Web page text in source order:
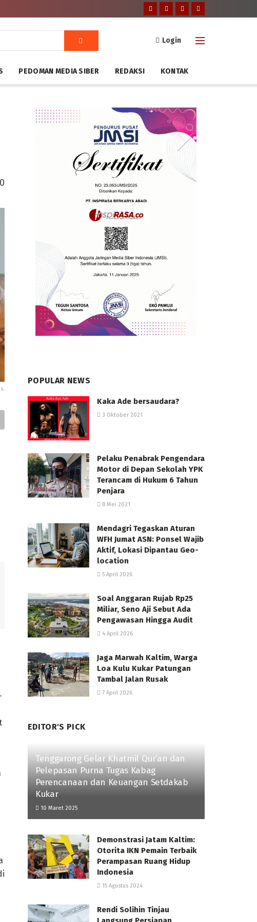
Login
PEDOMAN MEDIA SIBER REDAKSI KONTAK
0
POPULAR NEWS
Kaka Ade bersaudara?
3 Oktober 2021
Pelaku Penabrak Pengendara
Motor di Depan Sekolah YPK
Terancam di Hukum 6 Tahun
Penjara
8 Mei 2021
Mendagri Tegaskan Aturan
WFH Jumat ASN: Ponsel Wajib
Aktif, Lokasi Dipantau Geo-
location
5 April 2026
Soal Anggaran Rujab Rp25
Miliar, Seno Aji Sebut Ada
Pengawasan Hingga Audit
4 April 2026
Jaga Marwah Kaltim, Warga
Loa Kulu Kukar Patungan
Tambal Jalan Rusak
7 April 2026
EDITOR'S PICK
Tenggarong Gelar Khatmil Qur’an dan
Pelepasan Purna Tugas Kabag
Perencanaan dan Keuangan Setdakab
Kukar
10 Maret 2025
Demonstrasi Jatam Kaltim:
Otorita IKN Pemain Terbaik
Perampasan Ruang Hidup
Indonesia
15 Agustus 2024
Rendi Solihin Tinjau